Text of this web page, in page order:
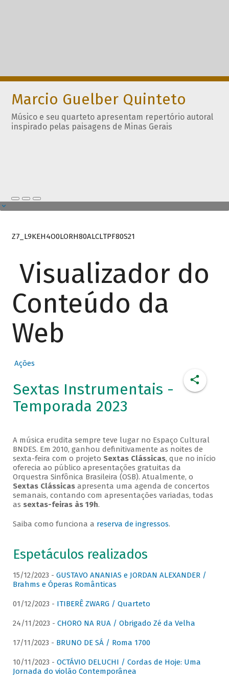
Marcio Guelber Quinteto
Músico e seu quarteto apresentam repertório autoral
inspirado pelas paisagens de Minas Gerais
Z7_L9KEH4O0LORH80ALCLTPF80S21
Visualizador do
Conteúdo da
Web
Ações
Sextas Instrumentais -
Temporada 2023
A música erudita sempre teve lugar no Espaço Cultural
BNDES. Em 2010, ganhou definitivamente as noites de
sexta-feira com o projeto Sextas Clássicas, que no início
oferecia ao público apresentações gratuitas da
Orquestra Sinfônica Brasileira (OSB). Atualmente, o
Sextas Clássicasapresenta uma agenda de concertos
semanais, contando com apresentações variadas, todas
as sextas-feiras às 19h.
Saiba como funciona a reserva de ingressos.
Espetáculos realizados
15/12/2023 - GUSTAVO ANANIAS e JORDAN ALEXANDER /
Brahms e Óperas Românticas
01/12/2023 - ITIBERÊ ZWARG / Quarteto
24/11/2023 - CHORO NA RUA / Obrigado Zé da Velha
17/11/2023 - BRUNO DE SÁ / Roma 1700
10/11/2023 - OCTÁVIO DELUCHI / Cordas de Hoje: Uma
Jornada do violão Contemporânea